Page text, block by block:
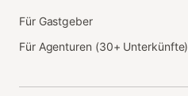
Für Gastgeber
Für Agenturen (30+ Unterkünfte)